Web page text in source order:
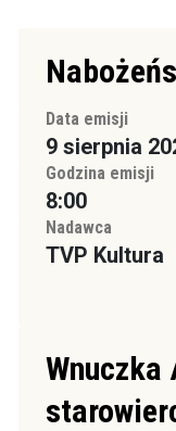
Data emisji
9 sierpnia
Godzina emisji
8:00
Nadawca
TVP Kultura
Wnuczka